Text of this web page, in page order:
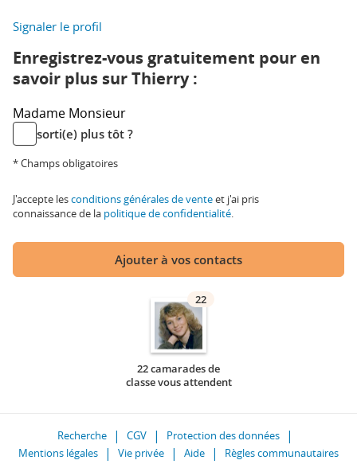
Signaler le profil
Enregistrez-vous gratuitement pour en
savoir plus sur Thierry :
Madame Monsieur
sorti(e) plus tôt ?
* Champs obligatoires
J'accepte lesconditions générales de venteet j'ai pris
connaissance de la politique de confidentialité.
Ajouter à vos contacts
22
22 camarades de
classe vous attendent
Recherche CGV
Protection des données
Mentions légales
Vie privée Aide Règles communautaires